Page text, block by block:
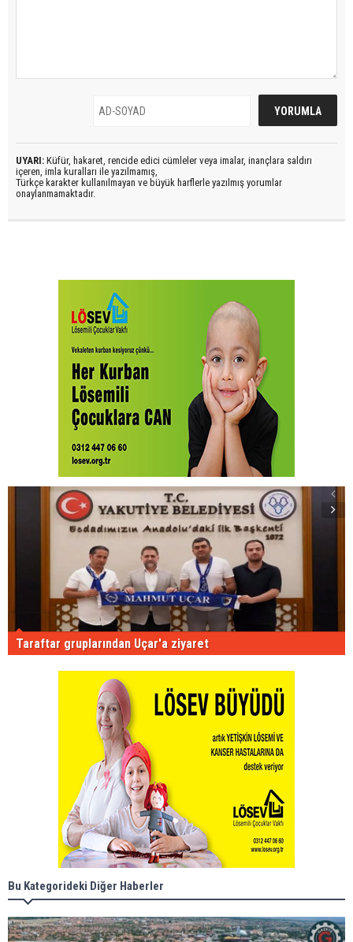
UYARI: Küfür, hakaret, rencide edici cümleler veya imalar, inançlara saldırı
içeren, imla kuralları ile yazılmamış,
Türkçe karakter kullanılmayan ve büyük harflerle yazılmış yorumlar
onaylanmamaktadır.
Taraftar gruplarından Uçar'a ziyaret
Bu Kategorideki Diğer Haberler